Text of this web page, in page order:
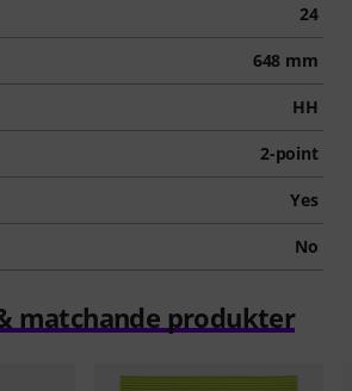
24
648 mm
HH
2-point
Yes
No
matchande produkter